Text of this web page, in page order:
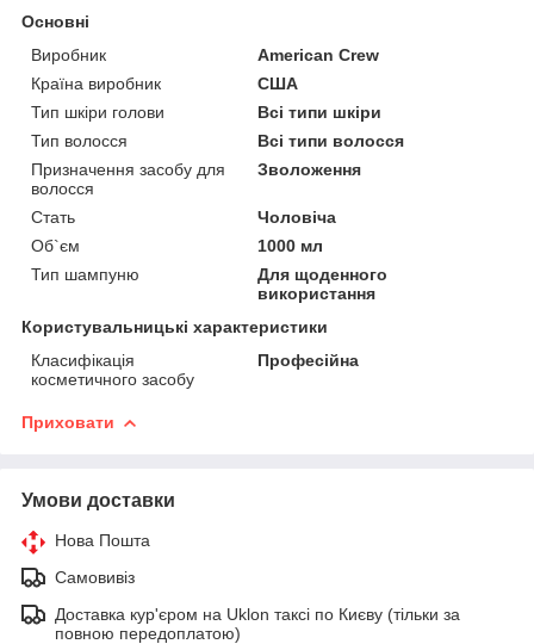
Основні
Виробник
American Crew
Країна виробник
США
Тип шкіри голови
Всі типи шкіри
Тип волосся
Всі типи волосся
Призначення засобу для
волосся
Зволоження
Стать
Чоловіча
Об`єм
1000 мл
Тип шампуню
Для щоденного
використання
Користувальницькі характеристики
Класифікація
косметичного засобу
Професійна
Приховати
Умови доставки
Нова Пошта
Самовивіз
Доставка кур'єром на Uklon таксі по Києву (тільки за
повною передоплатою)